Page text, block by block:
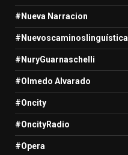
#Nueva Narracion
#Nuevoscaminoslinguística
#NuryGuarnaschelli
#Olmedo Alvarado
#Oncity
#OncityRadio
#Opera